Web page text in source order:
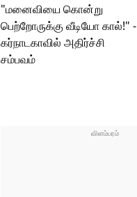
"மனைவியை கொன்று
பெற்றோருக்கு வீடியோ கால்!" -
கர்நாடகாவில் அதிர்ச்சி
சம்பவம்